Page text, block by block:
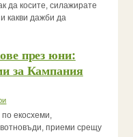
да косите, силажирате
какви дажби да
през юни:
за Кампания
екосхеми,
приеми срещу